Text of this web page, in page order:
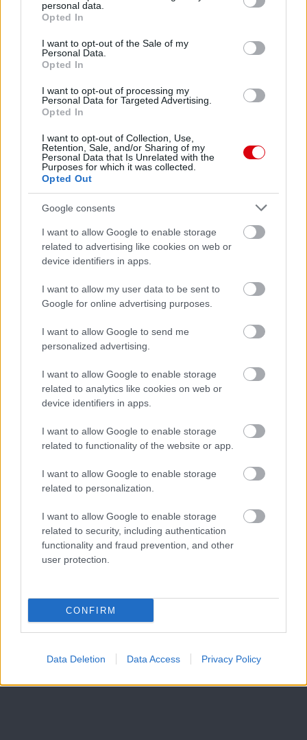
grant or deny consent to Google and its third-party tags to
use your data for below specified purposes in below Google
consent section.
personal data.
Opted In
I want to opt-out of the Sale of my
Personal Data.
Opted In
I want to opt-out of processing my
Personal Data for Targeted Advertising.
Opted In
I want to opt-out of Collection, Use,
Retention, Sale, and/or Sharing of my
Personal Data that Is Unrelated with the
Purposes for which it was collected.
Opted Out
Google consents
I want to allow Google to enable storage
related to advertising like cookies on web or
device identifiers in apps.
I want to allow my user data to be sent to
Google for online advertising purposes.
I want to allow Google to send me
personalized advertising.
I want to allow Google to enable storage
related to analytics like cookies on web or
device identifiers in apps.
I want to allow Google to enable storage
related to functionality of the website or app.
I want to allow Google to enable storage
related to personalization.
I want to allow Google to enable storage
related to security, including authentication
functionality and fraud prevention, and other
user protection.
CONFIRM
Data Deletion Data Access Privacy Policy